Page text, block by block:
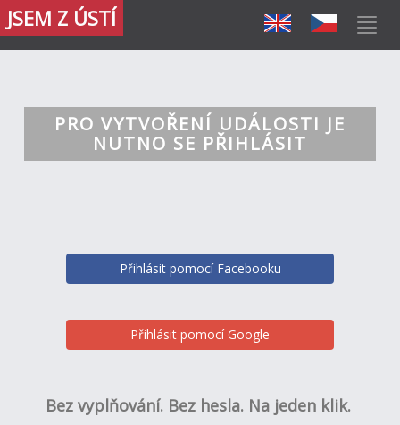
JSEM Z ÚSTÍ
PRO VYTVOŘENÍ UDÁLOSTI JE
NUTNO SE PŘIHLÁSIT
Přihlásit pomocí Facebooku
Přihlásit pomocí Google
Bez vyplňování. Bez hesla. Na jeden klik.